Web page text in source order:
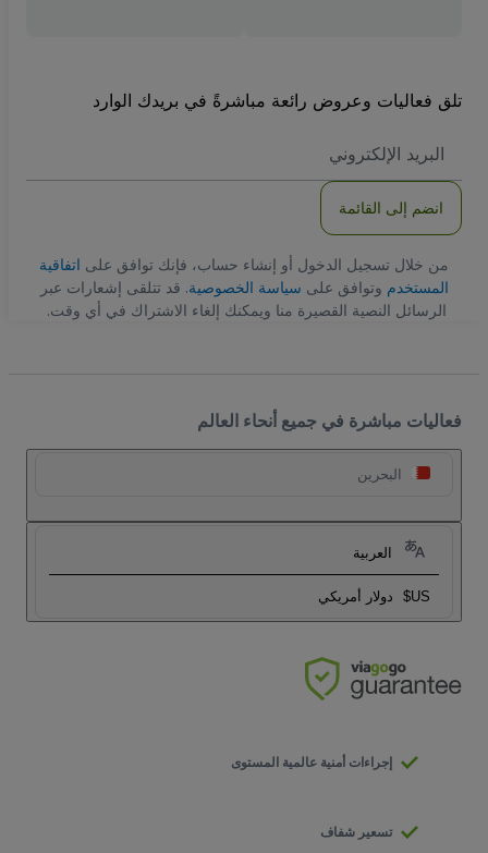
تلق فعاليات وعروض رائعة مباشرةً في بريدك الوارد
الاكتروني
انضم إلى القائمة
من خلال تسجيل الدخول أو إنشاء حساب، فإنك توافق علىاتفاقية
المستخدموتوافق علىسياسة الخصوصية. قد تتلقى إشعارات عبر
الرسائل النصية القصيرة منا ويمكنك إلغاء الاشتراك في أي وقت.
فعاليات مباشرة في جميع أنحاء العالم
البحرين
العربية
US$ دولار أمريكي
إجراءات أمنية عالمية المستوى
تسعير شفاف